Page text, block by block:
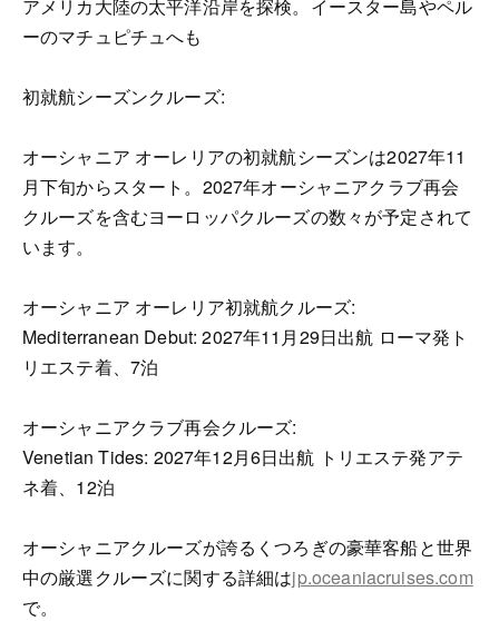
アメリカ大陸の太平洋沿岸を探検。イースター島やペル
ーのマチュピチュへも
初就航シーズンクルーズ:
オーシャニア オーレリアの初就航シーズンは2027年11
月下旬からスタート。2027年オーシャニアクラブ再会
クルーズを含むヨーロッパクルーズの数々が予定されて
います。
オーシャニア オーレリア初就航クルーズ:
Mediterranean Debut: 2027年11月29日出航 ローマ発ト
リエステ着、7泊
オーシャニアクラブ再会クルーズ:
Venetian Tides: 2027年12月6日出航 トリエステ発アテ
ネ着、12泊
オーシャニアクルーズが誇るくつろぎの豪華客船と世界
中の厳選クルーズに関する詳細はjp.oceaniacruises.com
で。